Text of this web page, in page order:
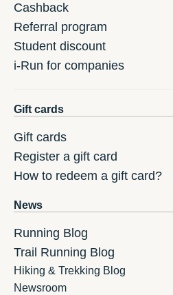
Cashback
Referral program
Student discount
i-Run for companies
Gift cards
Gift cards
Register a gift card
How to redeem a gift card?
News
Running Blog
Trail Running Blog
Hiking & Trekking Blog
Newsroom